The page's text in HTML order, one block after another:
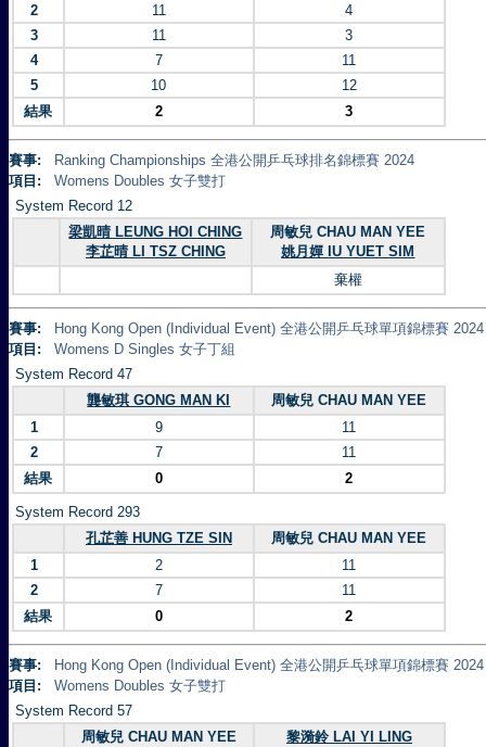
2
11
4
3
11
3
4
7
11
5
10
12
結果
2 3
賽事:
Ranking Championships 全港公開乒乓球排名錦標賽 2024
項目:
Womens Doubles 女子雙打
System Record 12
梁凱晴 LEUNG HOI CHING
李芷晴 LI TSZ CHING
周敏兒 CHAU MAN YEE
姚月嬋 IU YUET SIM
棄權
賽事:
Hong Kong Open (Individual Event) 全港公開乒乓球單項錦標賽 2024
項目:
Womens D Singles 女子丁組
System Record 47
龔敏琪 GONG MAN KI
周敏兒 CHAU MAN YEE
1
9
11
2
7
11
結果
0 2
System Record 293
孔芷善 HUNG TZE SIN
周敏兒 CHAU MAN YEE
1
2
11
2
7
11
結果
0 2
賽事:
Hong Kong Open (Individual Event) 全港公開乒乓球單項錦標賽 2024
項目:
Womens Doubles 女子雙打
System Record 57
周敏兒 CHAU MAN YEE
黎漪鈴 LAI YI LING